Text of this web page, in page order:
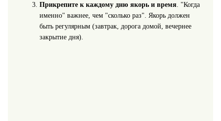
Прикрепите к каждому дню якорь и время. "Когда
именно" важнее, чем "сколько раз". Якорь должен
быть регулярным (завтрак, дорога домой, вечернее
закрытие дня).